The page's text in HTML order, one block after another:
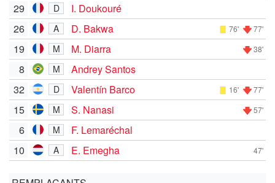
29
D
I. Doukouré
26
A D. Bakwa 76' 77'
19 M M. Diarra 38'
8 M
Andrey Santos
32
D Valentín Barco 16' 77'
15 M S. Nanasi 57'
6 M
F. Lemaréchal
10
A E. Emegha 47'